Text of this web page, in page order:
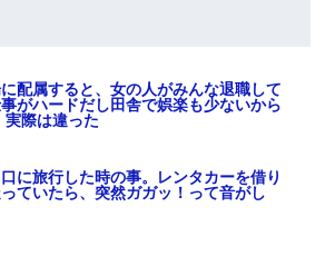
に配属すると、女の人がみんな退職して
がハードだし田舎で娯楽も少ないから
際は違った
に旅行した時の事。レンタカーを借り
ていたら、突然ガガッ！って音がし